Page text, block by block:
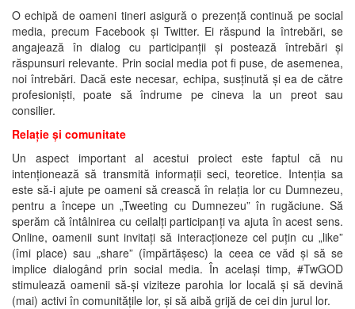
O echipă de oameni tineri asigură o prezență continuă pe social
media, precum Facebook și Twitter. Ei răspund la întrebări, se
angajează în dialog cu participanții și postează întrebări și
răspunsuri relevante. Prin social media pot fi puse, de asemenea,
noi întrebări. Dacă este necesar, echipa, susținută și ea de către
profesioniști, poate să îndrume pe cineva la un preot sau
consilier.
Relație și comunitate
Un aspect important al acestui proiect este faptul că nu
intenționează să transmită informații seci, teoretice. Intenția sa
este să-i ajute pe oameni să crească în relația lor cu Dumnezeu,
pentru a începe un „Tweeting cu Dumnezeu” în rugăciune. Să
sperăm că întâlnirea cu ceilalți participanți va ajuta în acest sens.
Online, oamenii sunt invitați să interacționeze cel puțin cu „like”
(îmi place) sau „share” (împărtășesc) la ceea ce văd și să se
implice dialogând prin social media. În același timp, #TwGOD
stimulează oamenii să-și viziteze parohia lor locală și să devină
(mai) activi în comunitățile lor, și să aibă grijă de cei din jurul lor.